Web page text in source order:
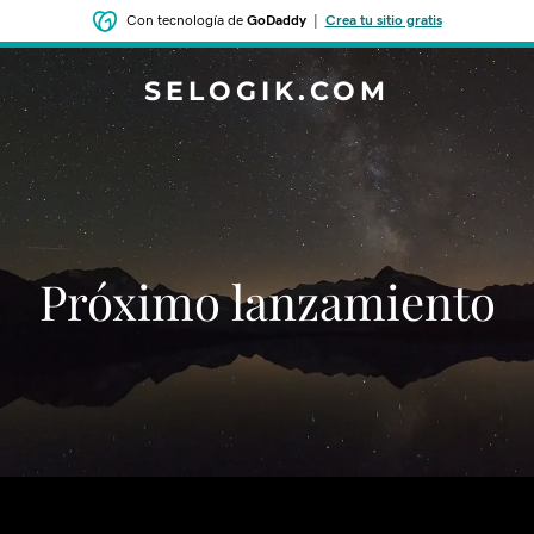
Con tecnología de GoDaddy| Crea tu sitio gratis
SELOGIK.COM
‌‌Próximo lanzamiento